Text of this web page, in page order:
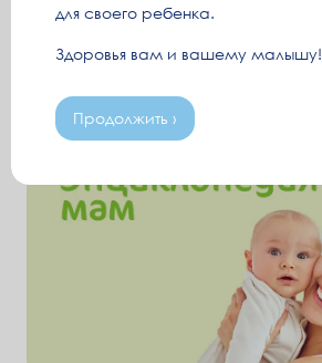
для своего ребенка.
Здоровья вам и вашему малышу!
Продолжить ›